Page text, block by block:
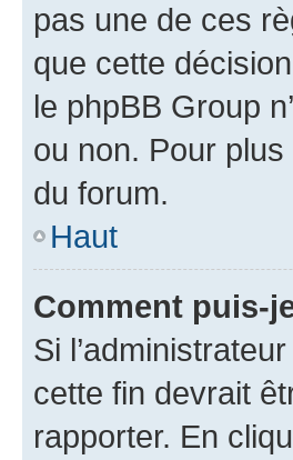
pas une de ces
que cette
le phpBB Group
ou non. Pour
du forum.
Haut
Comment puis-
Si
cette fin devrait
rapporter. En